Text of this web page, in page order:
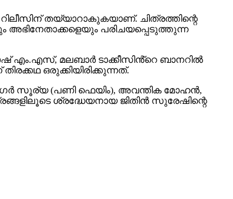
തയ്യാറാകുകയാണ്. ചിത്രത്തിന്റെ
പരിചയപ്പെടുത്തുന്ന
എം.എസ്, മലബാർ ടാക്കീസിൻ്റെ ബാനറിൽ
ഒരുക്കിയിരിക്കുന്നത്.
സൂര്യ (പണി ഫെയിം), അവന്തിക മോഹൻ,
ശ്രദ്ധേയനായ ജിതിൻ സുരേഷിന്റെ